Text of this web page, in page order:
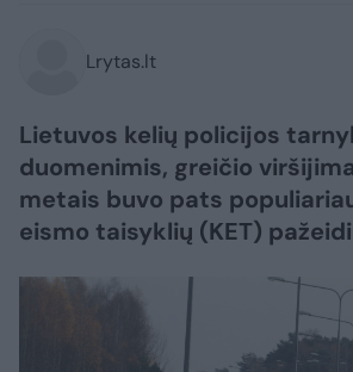
Lrytas.lt
Lietuvos kelių policijos
duomenimis, greičio
metais buvo pats
eismo taisyklių (KET)